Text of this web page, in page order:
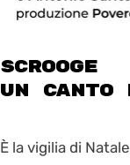
SCROOGE
UN
È la vigilia di